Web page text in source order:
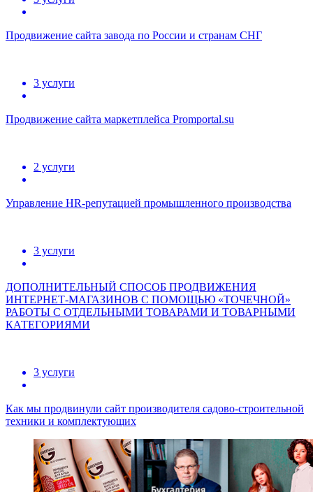
Продвижение сайта завода по России и странам СНГ
3 услуги
Продвижение сайта маркетплейса Promportal.su
2 услуги
Управление HR-репутацией промышленного производства
3 услуги
ДОПОЛНИТЕЛЬНЫЙ СПОСОБ ПРОДВИЖЕНИЯ
ИНТЕРНЕТ-МАГАЗИНОВ С ПОМОЩЬЮ «ТОЧЕЧНОЙ»
РАБОТЫ С ОТДЕЛЬНЫМИ ТОВАРАМИ И ТОВАРНЫМИ
КАТЕГОРИЯМИ
3 услуги
Как мы продвинули сайт производителя садово-строительной
техники и комплектующих